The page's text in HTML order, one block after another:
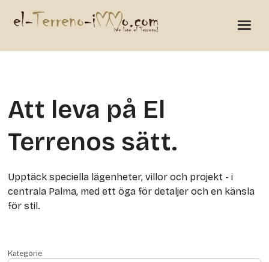
Att leva på El
Terrenos sätt.
Upptäck speciella lägenheter, villor och projekt - i
centrala Palma, med ett öga för detaljer och en känsla
för stil.
Kategorie